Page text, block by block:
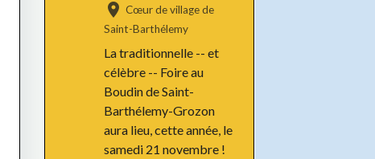
Cœur de village de
Saint-Barthélemy
La traditionnelle -- et
célèbre -- Foire au
Boudin de Saint-
Barthélemy-Grozon
aura lieu, cette année, le
samedi 21 novembre !